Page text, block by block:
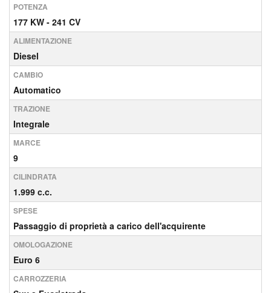
POTENZA
177 KW - 241 CV
ALIMENTAZIONE
Diesel
CAMBIO
Automatico
TRAZIONE
Integrale
MARCE
9
CILINDRATA
1.999 c.c.
SPESE
Passaggio di proprietà a carico dell'acquirente
OMOLOGAZIONE
Euro 6
CARROZZERIA